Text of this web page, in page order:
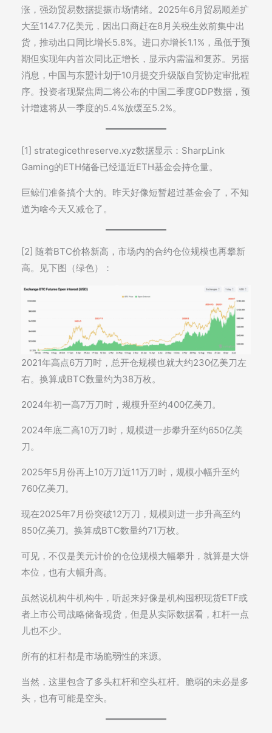
涨，强劲贸易数据提振市场情绪。2025年6月贸易顺差扩
大至1147.7亿美元，因出口商赶在8月关税生效前集中出
货，推动出口同比增长5.8%。进口亦增长1.1%，虽低于预
期但实现年内首次同比正增长，显示内需温和复苏。另据
消息，中国与东盟计划于10月提交升级版自贸协定审批程
序。投资者现聚焦周二将公布的中国二季度GDP数据，预
计增速将从一季度的5.4%放缓至5.2%。
[1] strategicethreserve.xyz数据显示：SharpLink
Gaming的ETH储备已经逼近ETH基金会持仓量。
巨鲸们准备搞个大的。昨天好像短暂超过基金会了，不知
道为啥今天又减仓了。
[2] 随着BTC价格新高，市场内的合约仓位规模也再攀新
高。见下图（绿色）：
2021年高点6万刀时，总开仓规模也就大约230亿美刀左
右。换算成BTC数量约为38万枚。
2024年初一高7万刀时，规模升至约400亿美刀。
2024年底二高10万刀时，规模进一步攀升至约650亿美
刀。
2025年5月份再上10万刀近11万刀时，规模小幅升至约
760亿美刀。
现在2025年7月份突破12万刀，规模则进一步升高至约
850亿美刀。换算成BTC数量约71万枚。
可见，不仅是美元计价的仓位规模大幅攀升，就算是大饼
本位，也有大幅升高。
虽然说机构牛机构牛，听起来好像是机构囤积现货ETF或
者上市公司战略储备现货，但是从实际数据看，杠杆一点
儿也不少。
所有的杠杆都是市场脆弱性的来源。
当然，这里包含了多头杠杆和空头杠杆。脆弱的未必是多
头，也有可能是空头。